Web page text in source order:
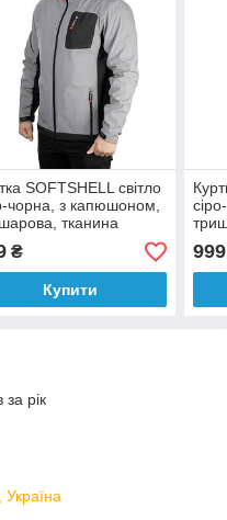
SOFTSHELL світло
чорна, з капюшоном,
тканина
300 GSM 100D з
,
₴
Купити
999
за рік